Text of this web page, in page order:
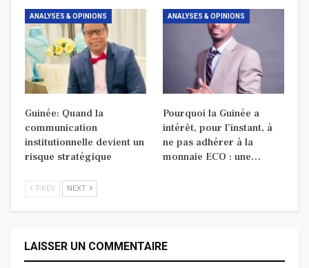
ANALYSES & OPINIONS
Guinée: Quand la
communication
institutionnelle devient un
risque stratégique
ANALYSES & OPINIONS
Pourquoi la Guinée a
intérêt, pour l’instant, à
ne pas adhérer à la
monnaie ECO : une…
PREV NEXT
LAISSER UN COMMENTAIRE